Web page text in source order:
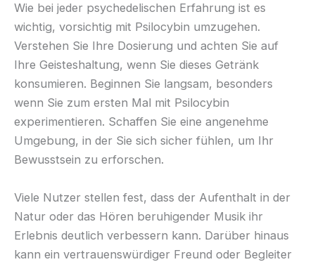
Wie bei jeder psychedelischen Erfahrung ist es
wichtig, vorsichtig mit Psilocybin umzugehen.
Verstehen Sie Ihre Dosierung und achten Sie auf
Ihre Geisteshaltung, wenn Sie dieses Getränk
konsumieren. Beginnen Sie langsam, besonders
wenn Sie zum ersten Mal mit Psilocybin
experimentieren. Schaffen Sie eine angenehme
Umgebung, in der Sie sich sicher fühlen, um Ihr
Bewusstsein zu erforschen.
Viele Nutzer stellen fest, dass der Aufenthalt in der
Natur oder das Hören beruhigender Musik ihr
Erlebnis deutlich verbessern kann. Darüber hinaus
kann ein vertrauenswürdiger Freund oder Begleiter